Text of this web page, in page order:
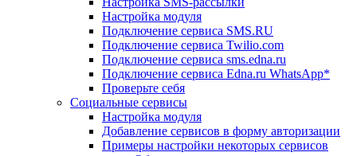
Настройка модуля
Подключение сервиса SMS.RU
Подключение сервиса Twilio.com
Подключение сервиса sms.edna.ru
Подключение сервиса Edna.ru WhatsApp*
Проверьте себя
Социальные сервисы
Настройка модуля
Добавление сервисов в форму авторизации
Примеры настройки некоторых сервисов